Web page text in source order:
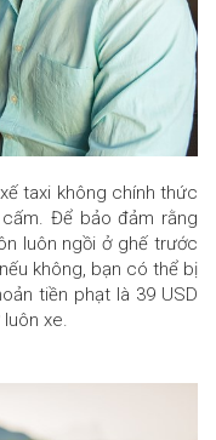
taxi không chính thức
Để bảo đảm rằng
luôn ngồi ở ghế trước
không, bạn có thể bị
tiền phạt là 39 USD
xe.